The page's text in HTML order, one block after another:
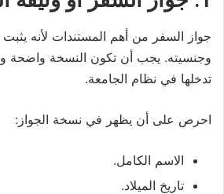
جواز السفر من أهم المستندات لأنه
وجنسيته. يجب أن تكون النسخة واضحة
تدخلها في نظام الجامعة.
احرص على أن يظهر في نسخة الجواز:
الاسم الكامل.
تاريخ الميلاد.